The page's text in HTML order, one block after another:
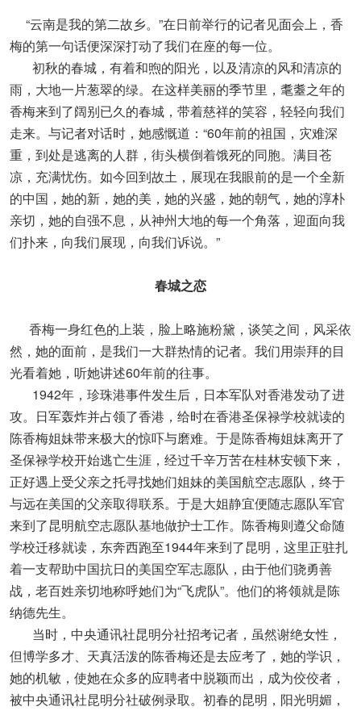
“云南是我的第二故乡。”在日前举行的记者见面会上，香
梅的第一句话便深深打动了我们在座的每一位。
初秋的春城，有着和煦的阳光，以及清凉的风和清凉的
雨，大地一片葱翠的绿。在这样美丽的季节里，耄耋之年的
香梅来到了阔别已久的春城，带着慈祥的笑容，轻轻向我们
走来。与记者对话时，她感慨道：“60年前的祖国，灾难深
重，到处是逃离的人群，街头横倒着饿死的同胞。满目苍
凉，充满忧伤。如今回到故土，展现在我眼前的是一个全新
的中国，她的新，她的美，她的兴盛，她的朝气，她的淳朴
亲切，她的自强不息，从神州大地的每一个角落，迎面向我
们扑来，向我们展现，向我们诉说。”
春城之恋
香梅一身红色的上装，脸上略施粉黛，谈笑之间，风采依
然，她的面前，是我们一大群热情的记者。我们用崇拜的目
光看着她，听她讲述60年前的往事。
1942年，珍珠港事件发生后，日本军队对香港发动了进
攻。日军轰炸并占领了香港，给时在香港圣保禄学校就读的
陈香梅姐妹带来极大的惊吓与磨难。于是陈香梅姐妹离开了
圣保禄学校开始逃亡生涯，经过千辛万苦在桂林安顿下来，
正好遇上受父亲之托寻找她们姐妹的美国航空志愿队，终于
与远在美国的父亲取得联系。于是大姐静宜便随志愿队军官
来到了昆明航空志愿队基地做护士工作。陈香梅则遵父命随
学校迁移就读，东奔西跑至1944年来到了昆明，这里正驻扎
着一支帮助中国抗日的美国空军志愿队，由于他们骁勇善
战，老百姓亲切地称呼她们为“飞虎队”。他们的将领就是陈
纳德先生。
当时，中央通讯社昆明分社招考记者，虽然谢绝女性，
但博学多才、天真活泼的陈香梅还是去应考了，她的学识，
她的机敏，使她在众多的应聘者中脱颖而出，成为佼佼者，
被中央通讯社昆明分社破例录取。初春的昆明，阳光明媚，